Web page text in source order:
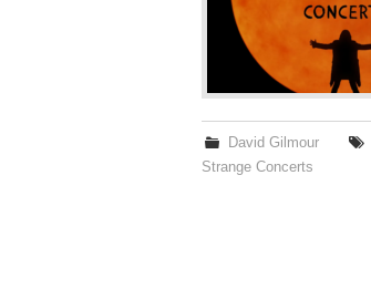
David Gilmour
Strange Concerts